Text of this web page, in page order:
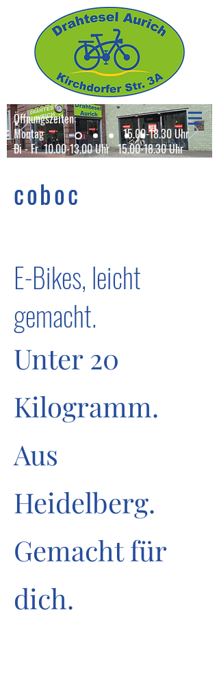
Öffnungszeiten:
Montag 15.00-18.30 Uhr
Di - Fr 10.00-13.00 Uhr 15.00-18.30 Uhr
coboc
E-Bikes, leicht
gemacht.
Unter 20
Kilogramm.
Aus
Heidelberg.
Gemacht für
dich.